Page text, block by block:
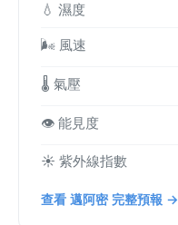
💧 濕度
🌬️ 風速
🌡️ 氣壓
👁️ 能見度
☀️ 紫外線指數
查看 邁阿密 完整預報 →